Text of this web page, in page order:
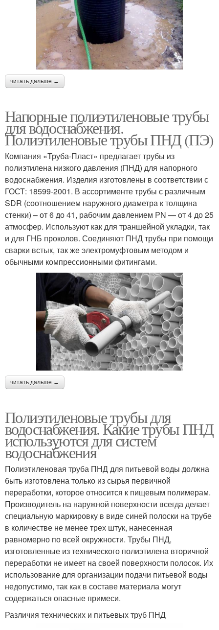
читать дальше →
Напорные полиэтиленовые трубы
для водоснабжения.
Полиэтиленовые трубы ПНД (ПЭ)
Компания «Труба-Пласт» предлагает трубы из
полиэтилена низкого давления (ПНД) для напорного
водоснабжения. Изделия изготовлены в соответствии с
ГОСТ: 18599-2001. В ассортименте трубы с различным
SDR (соотношением наружного диаметра к толщина
стенки) – от 6 до 41, рабочим давлением PN — от 4 до 25
атмосфер. Используют как для траншейной укладки, так
и для ГНБ проколов. Соединяют ПНД трубы при помощи
сварки встык, так же электромуфтовым методом и
обычными компрессионными фитингами.
читать дальше →
Полиэтиленовые трубы для
водоснабжения. Какие трубы ПНД
используются для систем
водоснабжения
Полиэтиленовая труба ПНД для питьевой воды должна
быть изготовлена только из сырья первичной
переработки, которое относится к пищевым полимерам.
Производитель на наружной поверхности всегда делает
специальную маркировку в виде синей полоски на трубе
в количестве не менее трех штук, нанесенная
равномерно по всей окружности. Трубы ПНД,
изготовленные из технического полиэтилена вторичной
переработки не имеет на своей поверхности полосок. Их
использование для организации подачи питьевой воды
недопустимо, так как в составе материала могут
содержаться опасные примеси.
Различия технических и питьевых труб ПНД